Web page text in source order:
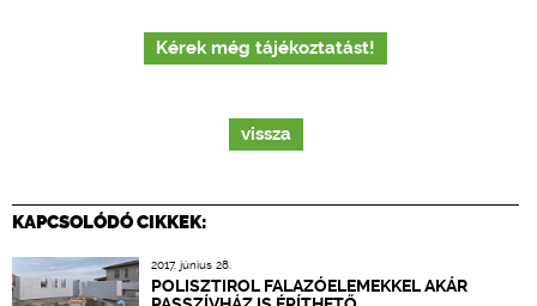
TERVEZÉSI SEGÉDLETEK
Kérek még tájékoztatást!
vissza
KAPCSOLÓDÓ CIKKEK:
2017. június 28.
POLISZTIROL FALAZÓELEMEKKEL AKÁR